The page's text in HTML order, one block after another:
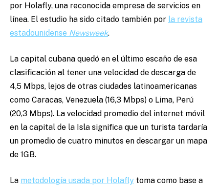
por Holafly, una reconocida empresa de servicios en
línea. El estudio ha sido citado también por la revista
estadounidense Newsweek.
La capital cubana quedó en el último escaño de esa
clasificación al tener una velocidad de descarga de
4,5 Mbps, lejos de otras ciudades latinoamericanas
como Caracas, Venezuela (16,3 Mbps) o Lima, Perú
(20,3 Mbps). La velocidad promedio del internet móvil
en la capital de la Isla significa que un turista tardaría
un promedio de cuatro minutos en descargar un mapa
de 1GB.
La metodología usada por Holafly toma como base a